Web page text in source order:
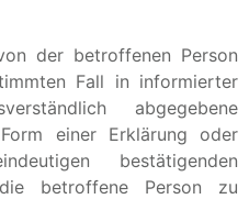
der betroffenen Person
Fall in informierter
abgegebene
einer Erklärung oder
bestätigenden
betroffene Person zu